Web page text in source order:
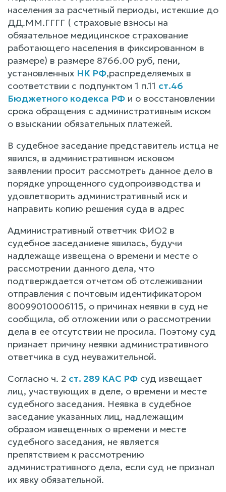
населения за расчетный периоды, истекшие до
ДД.ММ.ГГГГ ( страховые взносы на
обязательное медицинское страхование
работающего населения в фиксированном в
размере) в размере 8766.00 руб, пени,
установленных НК РФ,распределяемых в
соответствии с подпунктом 1 п.11 ст.46
Бюджетного кодекса РФ и о восстановлении
срока обращения с административным иском
о взыскании обязательных платежей.
В судебное заседание представитель истца не
явился, в административном исковом
заявлении просит рассмотреть данное дело в
порядке упрощенного судопроизводства и
удовлетворить административный иск и
направить копию решения суда в адрес
Административный ответчик ФИО2 в
судебное заседаниене явилась, будучи
надлежаще извещена о времени и месте о
рассмотрении данного дела, что
подтверждается отчетом об отслеживании
отправления с почтовым идентификатором
80099010006115, о причинах неявки в суд не
сообщила, об отложении или о рассмотрении
дела в ее отсутствии не просила. Поэтому суд
признает причину неявки административного
ответчика в суд неуважительной.
Согласно ч. 2 ст. 289 КАС РФ суд извещает
лиц, участвующих в деле, о времени и месте
судебного заседания. Неявка в судебное
заседание указанных лиц, надлежащим
образом извещенных о времени и месте
судебного заседания, не является
препятствием к рассмотрению
административного дела, если суд не признал
их явку обязательной.